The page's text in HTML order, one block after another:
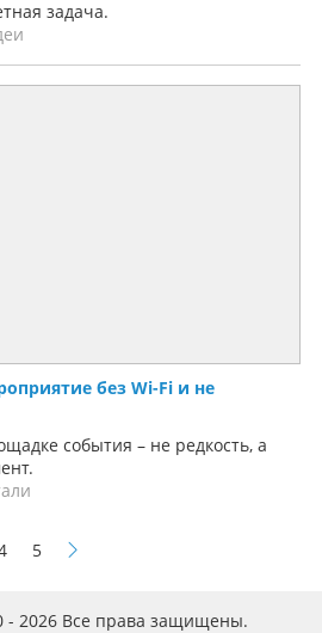
задача.
без Wi-Fi и не
события – не редкость, а
5
- 2026 Все права защищены.